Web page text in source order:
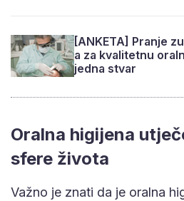
[ANKETA] Pranje
a za kvalitetnu
jedna stvar
Oralna higijena
sfere života
Važno je znati da je oralna